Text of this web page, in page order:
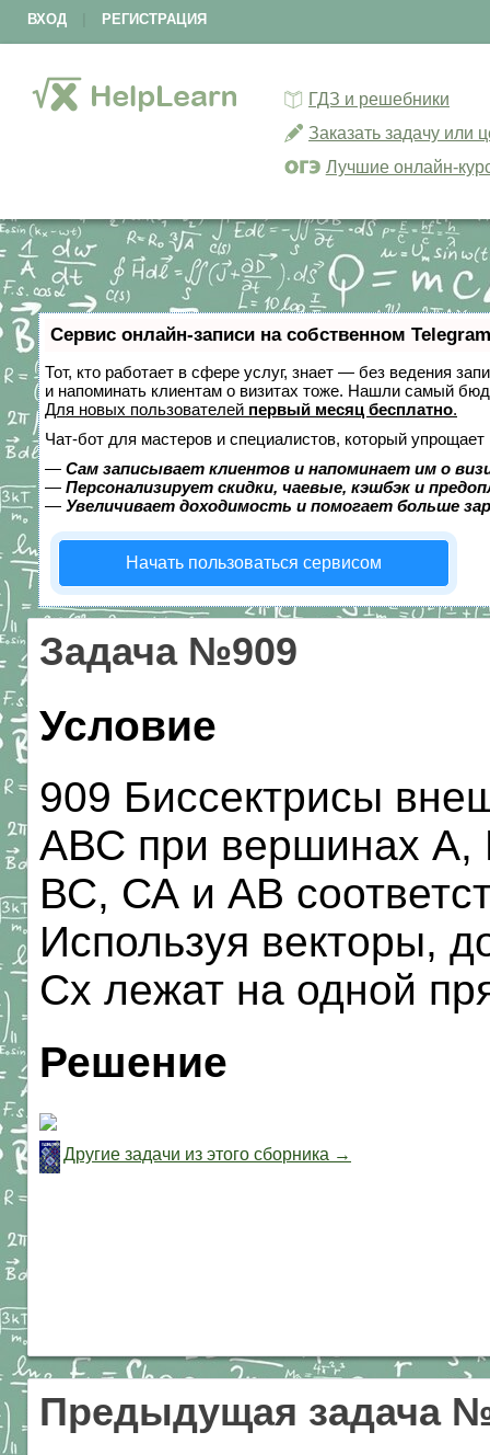
ВХОД РЕГИСТРАЦИЯ
ГДЗ и решебники
Заказать задачу или
Лучшие онлайн-
Сервис онлайн-записи на собственном
Тот, кто работает в сфере услуг, знает — без ведения
и напоминать клиентам о визитах тоже. Нашли самый
Для новых пользователей первый месяц бесплатно.
Чат-бот для мастеров и специалистов, который упрощает
— Сам записывает клиентов и напоминает им о
— Персонализирует скидки, чаевые, кэшбэк и
— Увеличивает доходимость и помогает больше
Начать пользоваться сервисом
Задача №909
Условие
909 Биссектрисы
АВС при вершинах А,
ВС, СА и АВ
Используя векторы,
Сх лежат на одной
Решение
Другие задачи из этого сборника →
Предыдущая задача